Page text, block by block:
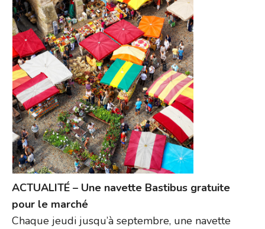
ACTUALITÉ – Une navette Bastibus gratuite
pour le marché
Chaque jeudi jusqu’à septembre, une navette